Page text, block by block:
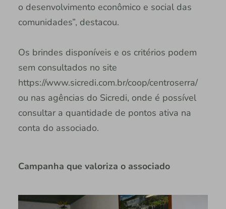
o desenvolvimento econômico e social das
comunidades”, destacou.
Os brindes disponíveis e os critérios podem
sem consultados no site
https://www.sicredi.com.br/coop/centroserra/
ou nas agências do Sicredi, onde é possível
consultar a quantidade de pontos ativa na
conta do associado.
Campanha que valoriza o associado